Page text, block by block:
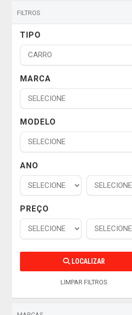
FILTROS
TIPO
MARCA
MODELO
ANO
PREÇO
LOCALIZAR
LIMPAR FILTROS